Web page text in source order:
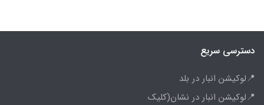
دسترسی سریع
📍لوکیشن انبار در بلد
📍لوکیشن انبار در نشان(کلیک